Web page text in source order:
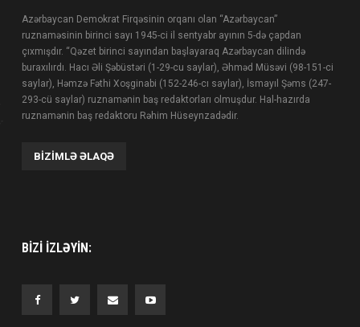
Azərbaycan Demokrat Firqəsinin orqanı olan “Azərbaycan”
ruznaməsinin birinci sayı 1945-ci il sentyabr ayının 5-də çapdan
çıxmışdır. “Qəzet birinci sayından başlayaraq Azərbaycan dilində
buraxılırdı. Hacı Əli Şəbüstəri (1-29-cu saylar), Əhməd Müsəvi (98-151-ci
saylar), Həmzə Fəthi Xoşginabi (152-246-cı saylar), İsmayıl Şəms (247-
293-cü saylar) ruznamənin baş redaktorları olmuşdur. Hal-hazırda
ruznamənin baş redaktoru Rəhim Hüseynzadədir.
BIZIMLƏ ƏLAQƏ
BIZI IZLƏYIN: